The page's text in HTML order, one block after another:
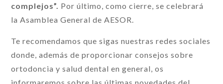
complejos”. Por último, como cierre, se celebrará
la Asamblea General de AESOR.
Te recomendamos que sigas nuestras redes sociales
donde, además de proporcionar consejos sobre
ortodoncia y salud dental en general, os